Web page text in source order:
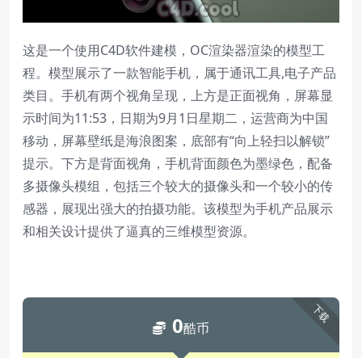
这是一个使用C4D软件建模，OC渲染器渲染的模型工
程。模型展示了一款智能手机，属于通讯工具,电子产品
类目。手机有两个视角呈现，上方是正面视角，屏幕显
示时间为11:53，日期为9月1日星期二，运营商为中国
移动，屏幕壁纸是海浪图案，底部有“向上轻扫以解锁”
提示。下方是背面视角，手机背面颜色为墨绿色，配备
多摄像头模组，包括三个较大的摄像头和一个较小的传
感器，展现出强大的拍摄功能。该模型为手机产品展示
和相关设计提供了逼真的三维模型资源。
下载
0酷币